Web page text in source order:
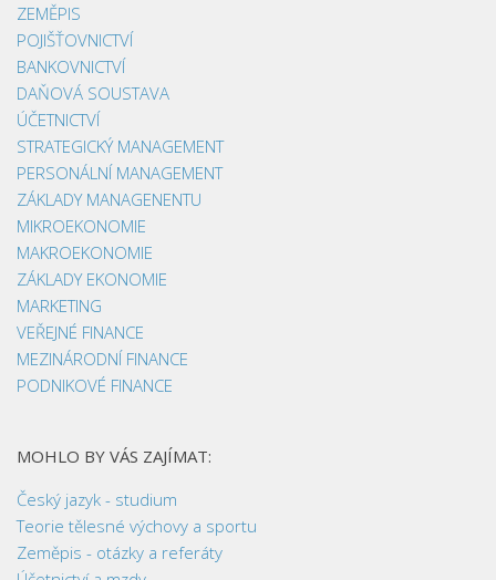
ZEMĚPIS
POJIŠŤOVNICTVÍ
BANKOVNICTVÍ
DAŇOVÁ SOUSTAVA
ÚČETNICTVÍ
STRATEGICKÝ MANAGEMENT
PERSONÁLNÍ MANAGEMENT
ZÁKLADY MANAGENENTU
MIKROEKONOMIE
MAKROEKONOMIE
ZÁKLADY EKONOMIE
MARKETING
VEŘEJNÉ FINANCE
MEZINÁRODNÍ FINANCE
PODNIKOVÉ FINANCE
MOHLO BY VÁS ZAJÍMAT:
Český jazyk - studium
Teorie tělesné výchovy a sportu
Zeměpis - otázky a referáty